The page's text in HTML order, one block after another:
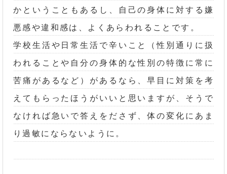
かということもあるし、自己の身体に対する嫌
悪感や違和感は、よくあらわれることです。
学校生活や日常生活で辛いこと（性別通りに扱
われることや自分の身体的な性別の特徴に常に
苦痛があるなど）があるなら、早目に対策を考
えてもらったほうがいいと思いますが、そうで
なければ急いで答えをださず、体の変化にあま
り過敏にならないように。